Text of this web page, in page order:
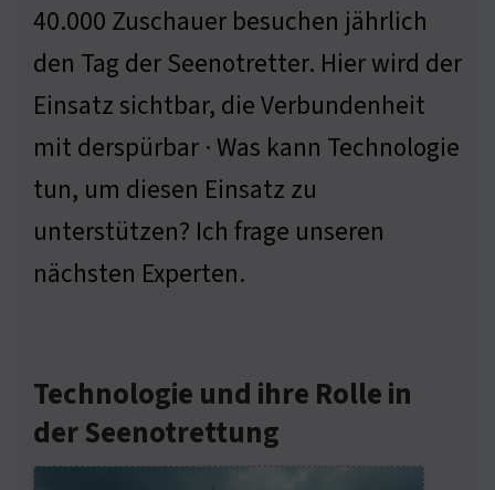
40.000 Zuschauer besuchen jährlich
den Tag der Seenotretter. Hier wird der
Einsatz sichtbar, die Verbundenheit
mit derspürbar · Was kann Technologie
tun, um diesen Einsatz zu
unterstützen? Ich frage unseren
nächsten Experten.
Technologie und ihre Rolle in
der Seenotrettung